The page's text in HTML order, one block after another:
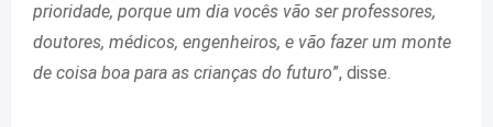
prioridade, porque um dia vocês vão ser professores,
doutores, médicos, engenheiros, e vão fazer um monte
de coisa boa para as crianças do futuro”, disse.